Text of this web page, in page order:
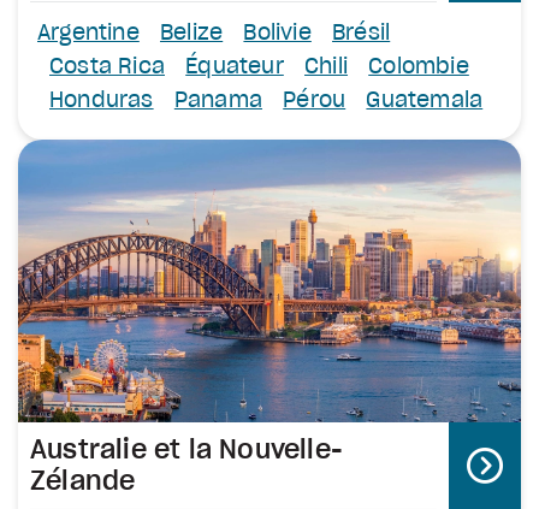
Argentine Belize Bolivie
Brésil
Costa Rica
Équateur Chili
Colombie
Honduras
Panama Pérou Guatemala
Australie et la Nouvelle-
Zélande